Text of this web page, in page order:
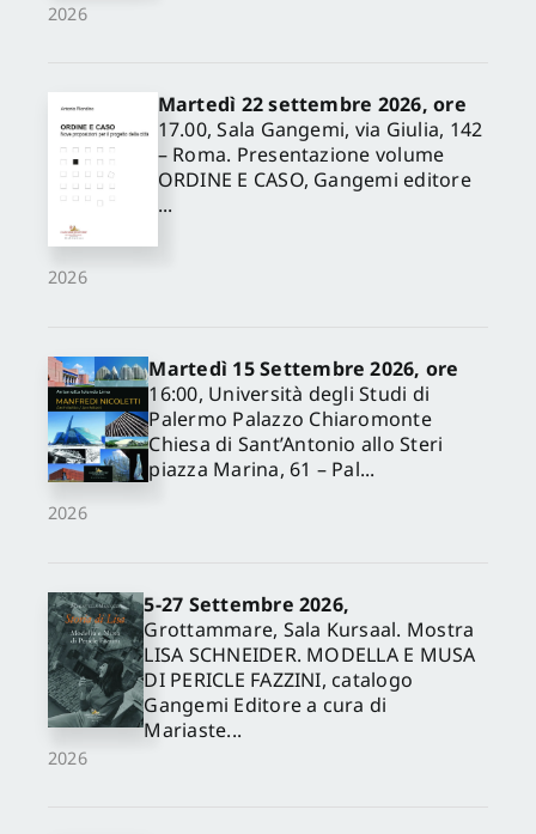
2026
2026
Martedì 22 settembre 2026, ore
17.00, Sala Gangemi, via Giulia, 142
– Roma. Presentazione volume
ORDINE E CASO, Gangemi editore
...
2026
Martedì 15 Settembre 2026, ore
16:00, Università degli Studi di
Palermo Palazzo Chiaromonte
Chiesa di Sant’Antonio allo Steri
piazza Marina, 61 – Pal...
2026
5-27 Settembre 2026,
Grottammare, Sala Kursaal. Mostra
LISA SCHNEIDER. MODELLA E MUSA
DI PERICLE FAZZINI, catalogo
Gangemi Editore a cura di
Mariaste...